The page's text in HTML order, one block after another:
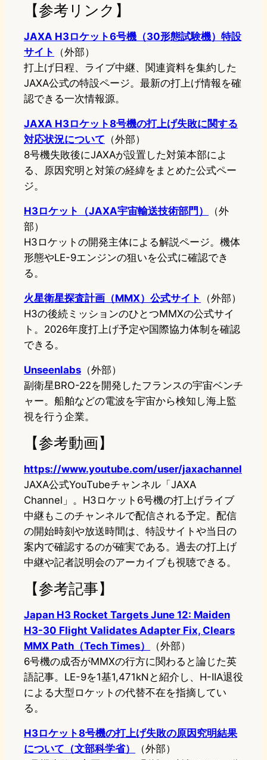
【参考リンク】
JAXA H3ロケット6号機（30形態試験機）特設
サイト
（外部）
打上げ日程、ライブ中継、関連資料を集約した
JAXA公式の特設ページ。最新の打上げ情報を確
認できる一次情報源。
JAXA H3ロケット8号機の打上げ失敗に関する
対応状況について （外部）
8号機失敗後にJAXAが設置した対策本部によ
る、原因究明と対策の経緯をまとめた公式ペー
ジ。
H3ロケット（JAXA宇宙輸送技術部門）
（外
部）
H3ロケットの開発主体による解説ページ。機体
形態やLE-9エンジンの狙いを公式に確認でき
る。
火星衛星探査計画（MMX）公式サイト
（外部）
H3の後続ミッションのひとつMMXの公式サイ
ト。2026年度打上げ予定や国際協力体制を確認
できる。
Unseenlabs （外部）
副衛星BRO-22を開発したフランスの宇宙ベンチ
ャー。船舶などの電波を宇宙から検知し海上監
視を行う企業。
【参考動画】
https://www.youtube.com/user/jaxachannel
JAXA公式YouTubeチャンネル「JAXA
Channel」。H3ロケット6号機の打上げライブ
中継もこのチャンネルで配信される予定。配信
の開始時刻や放送時間は、特設サイトや当日の
案内で確認するのが確実である。過去の打上げ
中継や記者説明会のアーカイブも視聴できる。
【参考記事】
Japan H3 Rocket Targets June 12: Maiden
H3-30 Flight Validates Adapter Fix, Clears
MMX Path（Tech Times）
（外部）
6号機の成否がMMXの行方に関わると論じた英
語記事。LE-9を1基1,471kNと紹介し、H-IIA退役
による大型ロケットの代替不在を指摘してい
る。
H3ロケット8号機の打上げ失敗の原因究明結果
について（文部科学省）
（外部）